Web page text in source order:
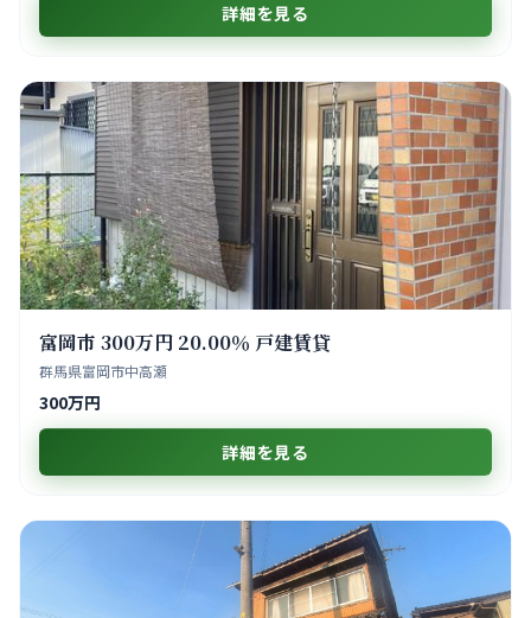
詳細を見る
富岡市 300万円 20.00％ 戸建賃貸
群馬県富岡市中高瀬
300万円
詳細を見る